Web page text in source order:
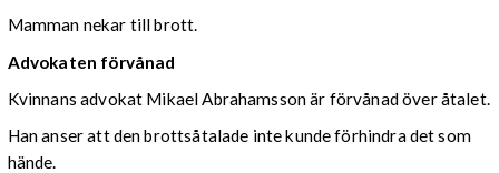
Mamman nekar till brott.
Advokaten förvånad
Kvinnans advokat Mikael Abrahamsson är förvånad över åtalet.
Han anser att den brottsåtalade inte kunde förhindra det som
hände.